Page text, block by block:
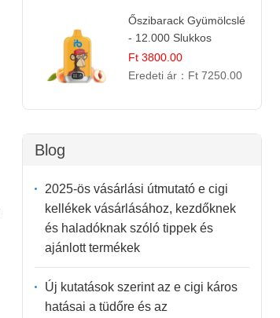
Őszibarack Gyümölcslé
- 12.000 Slukkos
eldobható e-Cigaretta |
Friss Gyümölcs Íz
Ft 3800.00
Eredeti ár： Ft 7250.00
Blog
2025-ös vásárlási útmutató e cigi
kellékek vásárlásához, kezdőknek
és haladóknak szóló tippek és
ajánlott termékek
Új kutatások szerint az e cigi káros
hatásai a tüdőre és az